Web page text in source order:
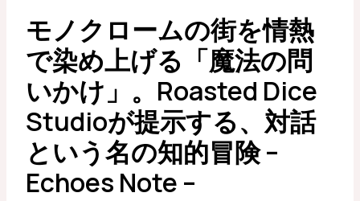
モノクロームの街を情熱
で染め上げる「魔法の問
いかけ」。Roasted Dice
Studioが提示する、対話
という名の知的冒険 –
Echoes Note –